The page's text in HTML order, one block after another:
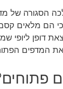
של מדפי
הם מלאים
דופן
את המדפים
שלא